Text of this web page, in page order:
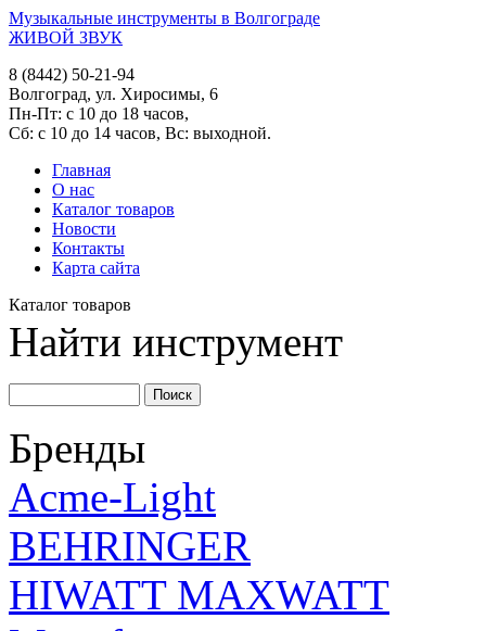
Музыкальные инструменты в Волгограде
ЖИВОЙ ЗВУК
8 (8442) 50-21-94
Волгоград, ул. Хиросимы, 6
Пн-Пт: с 10 до 18 часов,
Сб: с 10 до 14 часов, Вс: выходной.
Главная
О нас
Каталог товаров
Новости
Контакты
Карта сайта
Каталог товаров
Найти инструмент
Бренды
Acme-Light
BEHRINGER
HIWATT MAXWATT